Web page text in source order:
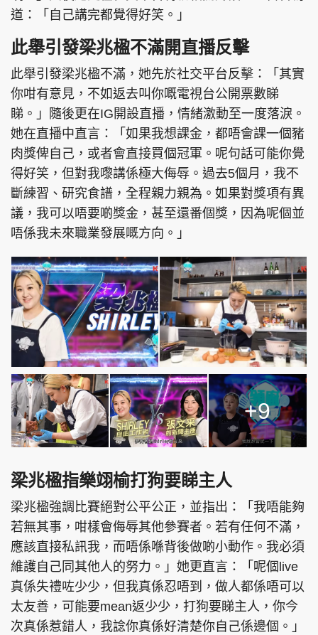
道：「自己講完都覺得好笑。」
此舉引發梁兆楹不滿開直播反擊
此舉引發梁兆楹不滿，她先於社交平台反擊：「其實
你咁有意見，不如返去叫你嘅電視台公開票數睇
睇。」隨後更在IG開設直播，情緒激動至一度落淚。
她在直播中直言：「如果我想課金，都唔會課一個豬
肉獎俾自己，或者會直接買個冠軍。呢句話可能你覺
得好笑，但對我嚟講係極大侮辱。過去5個月，我不
斷練習、研究食譜，全程親力親為。如果對獎項有異
議，我可以唔要啲獎金，甚至還番個獎，因為呢個並
唔係我未來職業發展嘅方向。」
+9
梁兆楹指樂翊榆打狗要睇主人
梁兆楹強調比賽絕對公平公正，並指出：「我唔能夠
若無其事，咁樣會侮辱其他參賽者。若有任何不滿，
應該直接私訊我，而唔係喺背後做啲小動作。我必須
維護自己同其他人的努力。」她更直言：「呢個live
真係失禮咗少少，但我真係忍唔到，做人都係唔可以
太友善，可能要mean返少少，打狗要睇主人，你今
次真係惹錯人，我諗你真係好清楚你自己係邊個。」